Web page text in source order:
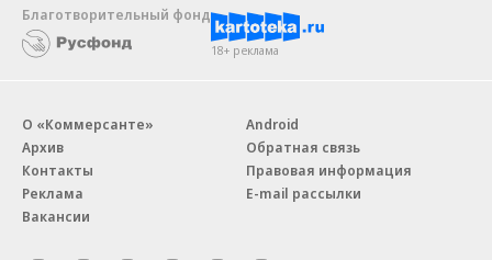
Благотворительный фонд
18+ реклама
О «Коммерсанте»
Архив
Контакты
Реклама
Вакансии
Android
Обратная связь
Правовая информация
E-mail рассылки